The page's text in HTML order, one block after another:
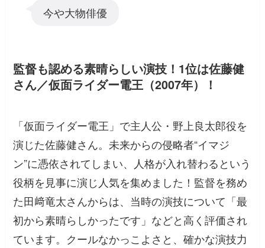
今や大物俳優
監督も認める素晴らしい演技！1位は佐藤健
さん／仮面ライダー電王（2007年）！
「仮面ライダー電王」で主人公・野上良太郎役を
演じた佐藤健さん。未来からの侵略者“イマジ
ン”に憑依されてしまい、人格が入れ替わるという
役柄を見事に演じ人気を集めました！監督を務め
た田﨑竜太さんからは、当時の演技について「最
初から素晴らしかったです」などと高く評価され
ています。クールなかっこよさと、確かな演技力